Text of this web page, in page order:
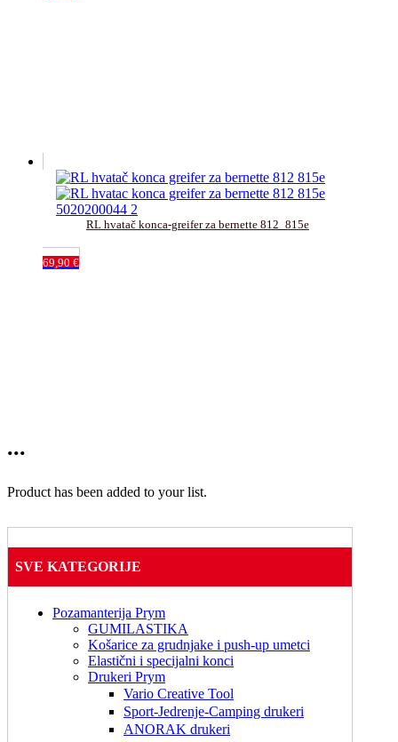
RL hvatač konca-greifer za bernette 812_815e
69,90 €
...
Product has been added to your list.
SVE KATEGORIJE
Pozamanterija Prym
GUMILASTIKA
Košarice za grudnjake i push-up umetci
Elastični i specijalni konci
Drukeri Prym
Vario Creative Tool
Sport-Jedrenje-Camping drukeri
ANORAK drukeri